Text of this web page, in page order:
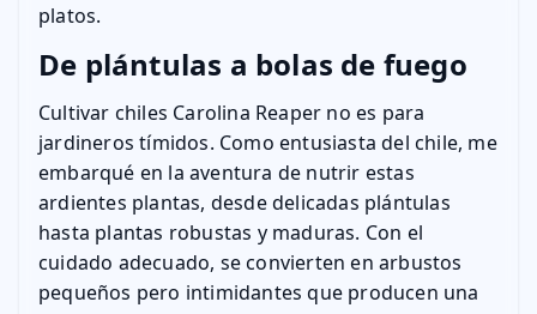
platos.
De plántulas a bolas de fuego
Cultivar chiles Carolina Reaper no es para
jardineros tímidos. Como entusiasta del chile, me
embarqué en la aventura de nutrir estas
ardientes plantas, desde delicadas plántulas
hasta plantas robustas y maduras. Con el
cuidado adecuado, se convierten en arbustos
pequeños pero intimidantes que producen una